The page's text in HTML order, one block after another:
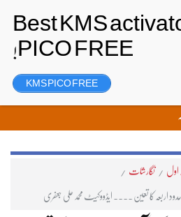
رجسٹر
اول / نگارشات /
حدود اربعہ کا تعین ۔۔۔۔ ایڈووکیٹ محمد علی جعفری
KMS PICO FREE